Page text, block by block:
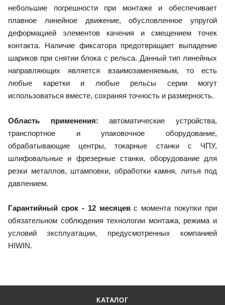
небольшие погрешности при монтаже и обеспечивает
плавное линейное движение, обусловленное упругой
деформацией элементов качения и смещением точек
контакта. Наличие фиксатора предотвращает выпадение
шариков при снятии блока с рельса. Данный тип линейных
направляющих является взаимозаменяемым, то есть
любые каретки и любые рельсы серии могут
использоваться вместе, сохраняя точность и размерность.
Область применения: автоматические устройства,
транспортное и упаковочное оборудование,
обрабатывающие центры, токарные станки с ЧПУ,
шлифовальные и фрезерные станки, оборудование для
резки металлов, штамповки, обработки камня, литья под
давлением.
Гарантийный срок - 12 месяцевс момента покупки при
обязательном соблюдения технологии монтажа, режима и
условий эксплуатации, предусмотренных компанией
HIWIN.
КАТАЛОГ